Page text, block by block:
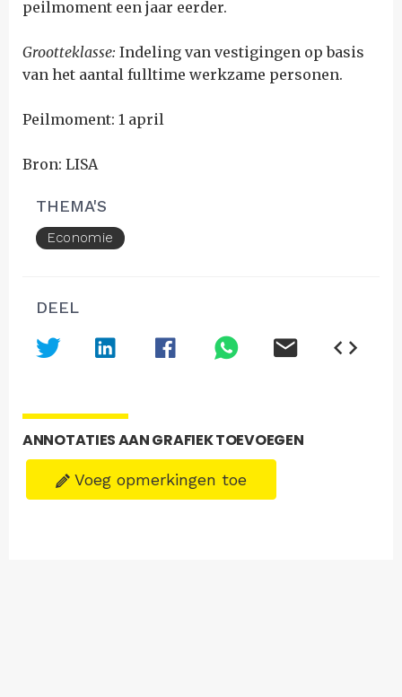
peilmoment een jaar eerder.
Grootteklasse: Indeling van vestigingen op basis
van het aantal fulltime werkzame personen.
Peilmoment: 1 april
Bron: LISA
THEMA'S
Economie
DEEL
ANNOTATIES AAN GRAFIEK TOEVOEGEN
Voeg opmerkingen toe